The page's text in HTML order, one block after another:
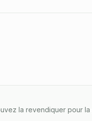
la revendiquer pour